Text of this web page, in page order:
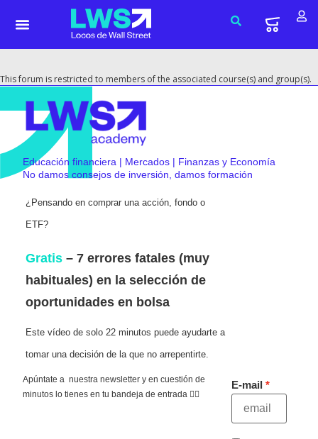
This forum is restricted to members of the associated course(s) and group(s).
Educación financiera | Mercados | Finanzas y Economía
No damos consejos de inversión, damos formación
¿Pensando en comprar una acción, fondo o
ETF?
Gratis – 7 errores fatales (muy
habituales) en la selección de
oportunidades en bolsa
Este vídeo de solo 22 minutos puede ayudarte a
tomar una decisión de la que no arrepentirte.
Apúntate a nuestra newsletter y en cuestión de
minutos lo tienes en tu bandeja de entrada 👇🏻
E-mail